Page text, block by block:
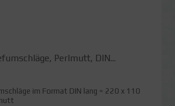
Perlmutt, DIN...
im Format DIN lang = 220 x 110